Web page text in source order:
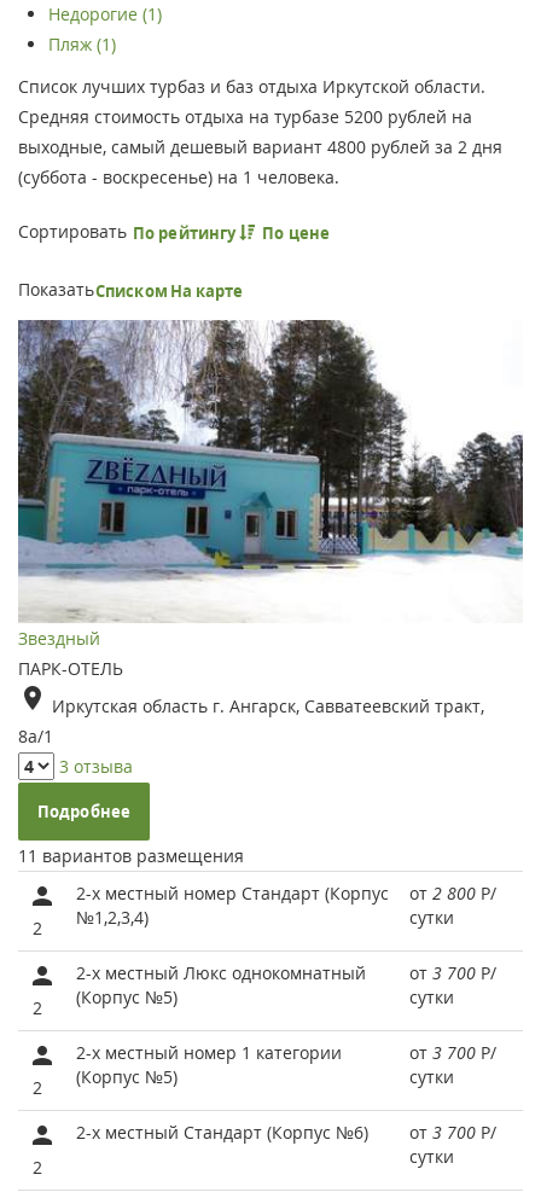
Недорогие (1)
Пляж (1)
Список лучших турбаз и баз отдыха Иркутской области.
Средняя стоимость отдыха на турбазе 5200 рублей на
выходные, самый дешевый вариант 4800 рублей за 2 дня
(суббота - воскресенье) на 1 человека.
Сортировать По рейтингу По цене
ПоказатьСписком На карте
Звездный
ПАРК-ОТЕЛЬ
Иркутская область г. Ангарск, Савватеевский тракт,
8а/1
3 отзыва
Подробнее
11 вариантов размещения
2
2-х местный номер Стандарт (Корпус
№1,2,3,4)
от 2 800 Р/
сутки
2
2-х местный Люкс однокомнатный
(Корпус №5)
от 3 700 Р/
сутки
2
2-х местный номер 1 категории
(Корпус №5)
от 3 700 Р/
сутки
2
2-х местный Стандарт (Корпус №6) от 3 700 Р/
сутки